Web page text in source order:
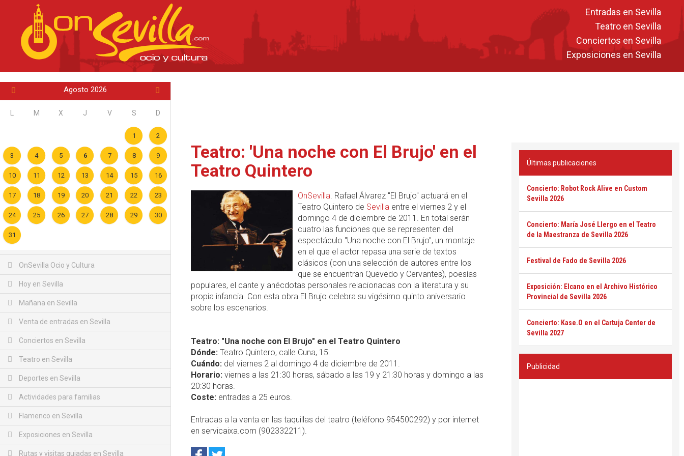
Entradas en Sevilla
Teatro en Sevilla
Conciertos en Sevilla
Exposiciones en Sevilla
Agosto 2026
M X J V S D
1 2
3 4 5 6 7 8 9
10 11 12 13 14 15 16
17 18 19 20 21 22 23
24 25 26 27 28 29 30
31
OnSevilla Ocio y Cultura
Hoy en Sevilla
Mañana en Sevilla
Venta de entradas en Sevilla
Conciertos en Sevilla
Teatro en Sevilla
Deportes en Sevilla
Actividades para familias
Flamenco en Sevilla
Exposiciones en Sevilla
Rutas y visitas guiadas en Sevilla
Teatro: 'Una noche con El Brujo' en el
Teatro Quintero
OnSevilla. Rafael Álvarez "El Brujo" actuará en el
Teatro Quintero de Sevilla entre el viernes 2 y el
domingo 4 de diciembre de 2011. En total serán
cuatro las funciones que se representen del
espectáculo "Una noche con El Brujo", un montaje
en el que el actor repasa una serie de textos
clásicos (con una selección de autores entre los
que se encuentran Quevedo y Cervantes), poesías
populares, el cante y anécdotas personales relacionadas con la literatura y su
propia infancia. Con esta obra El Brujo celebra su vigésimo quinto aniversario
sobre los escenarios.
Teatro: "Una noche con El Brujo" en el Teatro Quintero
Dónde: Teatro Quintero, calle Cuna, 15.
Cuándo: del viernes 2 al domingo 4 de diciembre de 2011.
Horario: viernes a las 21:30 horas, sábado a las 19 y 21:30 horas y domingo a las
20:30 horas.
Coste: entradas a 25 euros.
Entradas a la venta en las taquillas del teatro (teléfono 954500292) y por internet
en servicaixa.com (902332211).
Últimas publicaciones
Concierto: Robot Rock Alive en Custom
Sevilla 2026
Concierto: María José Llergo en el Teatro
de la Maestranza de Sevilla 2026
Festival de Fado de Sevilla 2026
Exposición: Elcano en el Archivo Histórico
Provincial de Sevilla 2026
Concierto: Kase.O en el Cartuja Center de
Sevilla 2027
Publicidad